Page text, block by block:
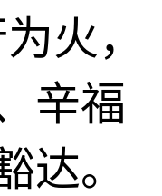
火 ，
辛福
达。